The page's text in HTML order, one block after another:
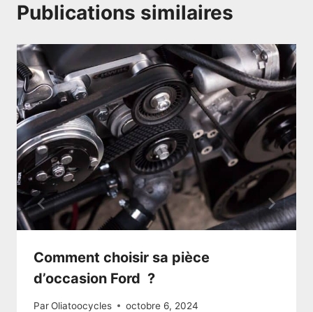
Publications similaires
Comment choisir sa pièce
d’occasion Ford ?
ParOliatoocycles octobre 6, 2024